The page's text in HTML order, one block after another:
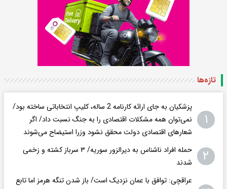
تازه‌ها
۱
پزشکیان به جای ارائه کارنامه 2 ساله، کلیپ انتخاباتی ساخته بود/
نمی‌توان همه مشکلات اقتصادی را به جنگ نسبت داد/ اگر
شعار‌های اقتصادی دولت محقق نشود وزرا استیضاح می‌شوند
۲
حمله افراد ناشناس به دیرالزور سوریه/ ۳ سرباز کشته و زخمی
شدند
عراقچی: توافق با عمان نزدیک است/ باز شدن تنگه هرمز اما تابع